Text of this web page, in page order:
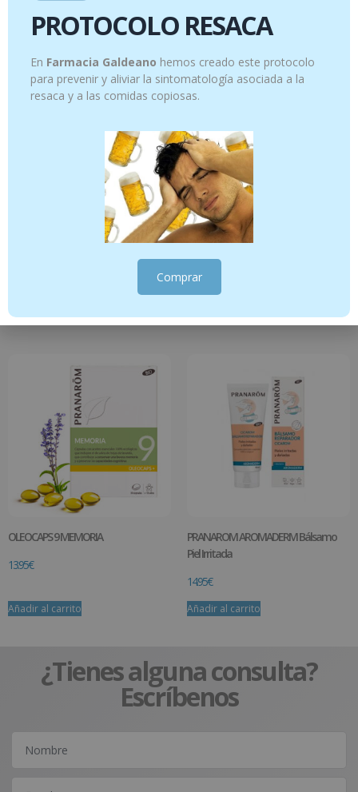
Productos relacionados
Añadir al carrito
Canela de Ceilán – 5 ml
Añadir al carrito
OLEOCAPS 9 MEMORIA
13.95€
Añadir al carrito
PRANAROM AROMADERM Bálsamo
Piel Irritada
14.95€
Añadir al carrito
¿Tienes alguna consulta?
Escríbenos
PROTOCOLO RESACA
En Farmacia Galdeano hemos creado este protocolo
para prevenir y aliviar la sintomatología asociada a la
resaca y a las comidas copiosas.
Comprar